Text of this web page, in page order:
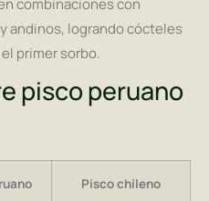
combinaciones con
andinos, logrando cócteles
primer sorbo.
pisco peruano
Pisco chileno